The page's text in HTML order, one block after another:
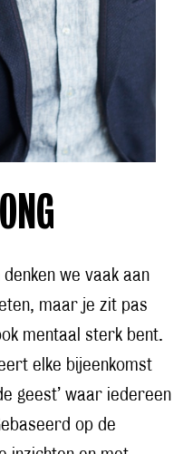
we vaak aan
maar je zit pas
mentaal sterk bent.
elke bijeenkomst
geest’ waar iedereen
op de